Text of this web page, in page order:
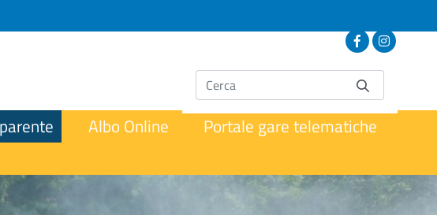
Albo Online
Portale gare telematiche